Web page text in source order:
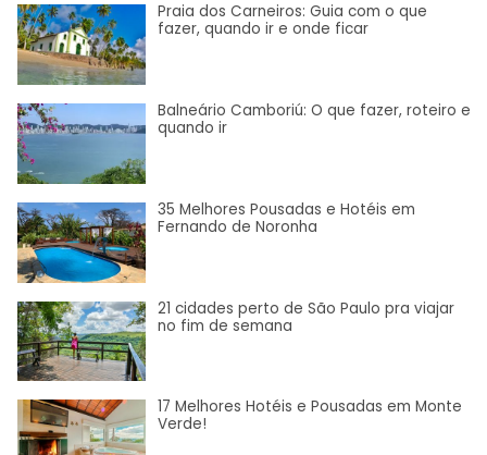
Praia dos Carneiros: Guia com o que
fazer, quando ir e onde ficar
Balneário Camboriú: O que fazer, roteiro e
quando ir
35 Melhores Pousadas e Hotéis em
Fernando de Noronha
21 cidades perto de São Paulo pra viajar
no fim de semana
17 Melhores Hotéis e Pousadas em Monte
Verde!